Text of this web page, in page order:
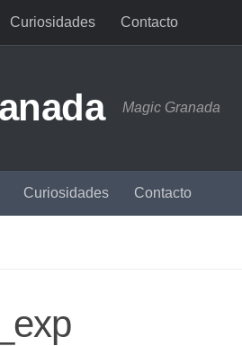
Curiosidades Contacto
Magic Granada
Curiosidades Contacto